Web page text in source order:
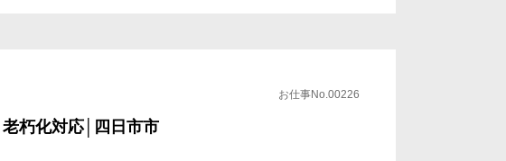
お仕事No.00226
朽化対応│四日市市